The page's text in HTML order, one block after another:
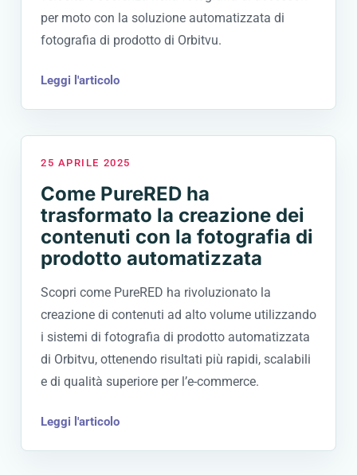
per moto con la soluzione automatizzata di
fotografia di prodotto di Orbitvu.
Leggi l'articolo
25 APRILE 2025
Come PureRED ha
trasformato la creazione dei
contenuti con la fotografia di
prodotto automatizzata
Scopri come PureRED ha rivoluzionato la
creazione di contenuti ad alto volume utilizzando
i sistemi di fotografia di prodotto automatizzata
di Orbitvu, ottenendo risultati più rapidi, scalabili
e di qualità superiore per l’e-commerce.
Leggi l'articolo